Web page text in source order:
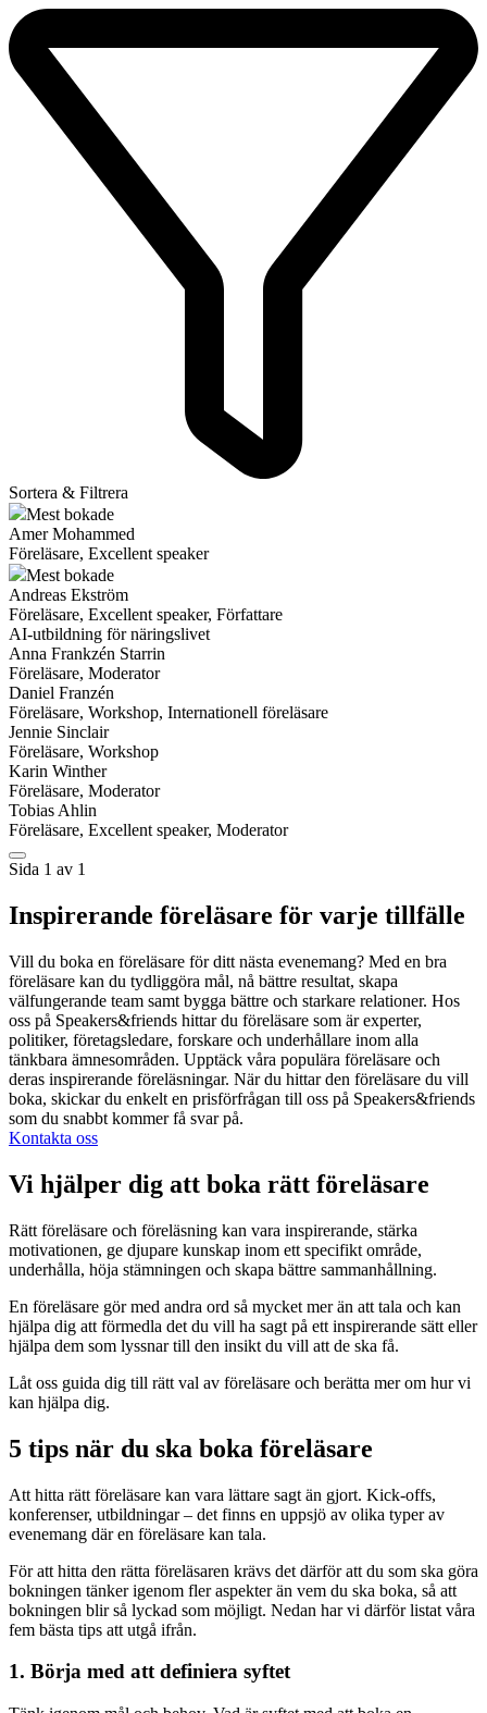
Sortera & Filtrera
Mest bokade
Amer Mohammed
Föreläsare, Excellent speaker
Mest bokade
Andreas Ekström
Föreläsare, Excellent speaker, Författare
AI-utbildning för näringslivet
Anna Frankzén Starrin
Föreläsare, Moderator
Daniel Franzén
Föreläsare, Workshop, Internationell föreläsare
Jennie Sinclair
Föreläsare, Workshop
Karin Winther
Föreläsare, Moderator
Tobias Ahlin
Föreläsare, Excellent speaker, Moderator
Sida 1 av 1
Inspirerande föreläsare för varje tillfälle
Vill du boka en föreläsare för ditt nästa evenemang? Med en bra
föreläsare kan du tydliggöra mål, nå bättre resultat, skapa
välfungerande team samt bygga bättre och starkare relationer. Hos
oss på Speakers&friends hittar du föreläsare som är experter,
politiker, företagsledare, forskare och underhållare inom alla
tänkbara ämnesområden. Upptäck våra populära föreläsare och
deras inspirerande föreläsningar. När du hittar den föreläsare du vill
boka, skickar du enkelt en prisförfrågan till oss på Speakers&friends
som du snabbt kommer få svar på.
Kontakta oss
Vi hjälper dig att boka rätt föreläsare
Rätt föreläsare och föreläsning kan vara inspirerande, stärka
motivationen, ge djupare kunskap inom ett specifikt område,
underhålla, höja stämningen och skapa bättre sammanhållning.
En föreläsare gör med andra ord så mycket mer än att tala och kan
hjälpa dig att förmedla det du vill ha sagt på ett inspirerande sätt eller
hjälpa dem som lyssnar till den insikt du vill att de ska få.
Låt oss guida dig till rätt val av föreläsare och berätta mer om hur vi
kan hjälpa dig.
5 tips när du ska boka föreläsare
Att hitta rätt föreläsare kan vara lättare sagt än gjort. Kick-offs,
konferenser, utbildningar – det finns en uppsjö av olika typer av
evenemang där en föreläsare kan tala.
För att hitta den rätta föreläsaren krävs det därför att du som ska göra
bokningen tänker igenom fler aspekter än vem du ska boka, så att
bokningen blir så lyckad som möjligt. Nedan har vi därför listat våra
fem bästa tips att utgå ifrån.
1. Börja med att definiera syftet